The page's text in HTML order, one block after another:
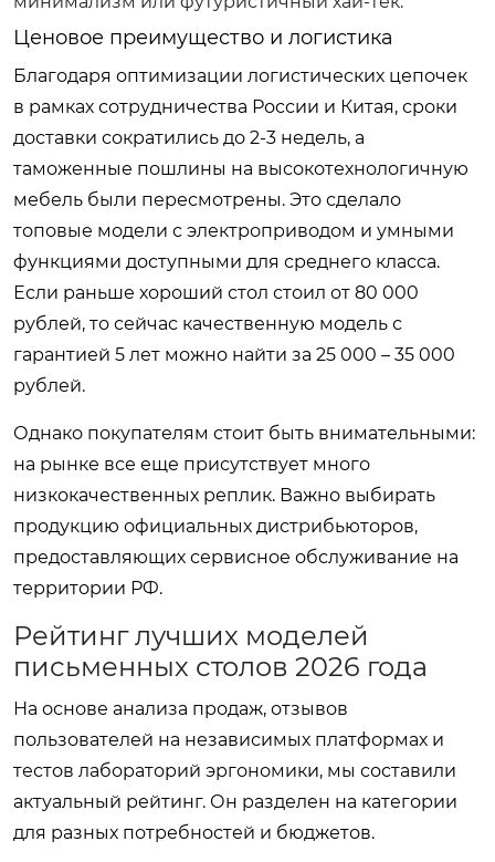
Ценовое преимущество и логистика
Благодаря оптимизации логистических цепочек
в рамках сотрудничества России и Китая, сроки
доставки сократились до 2-3 недель, а
таможенные пошлины на высокотехнологичную
мебель были пересмотрены. Это сделало
топовые модели с электроприводом и умными
функциями доступными для среднего класса.
Если раньше хороший стол стоил от 80 000
рублей, то сейчас качественную модель с
гарантией 5 лет можно найти за 25 000 – 35 000
рублей.
Однако покупателям стоит быть внимательными:
на рынке все еще присутствует много
низкокачественных реплик. Важно выбирать
продукцию официальных дистрибьюторов,
предоставляющих сервисное обслуживание на
территории РФ.
Рейтинг лучших моделей
письменных столов 2026 года
На основе анализа продаж, отзывов
пользователей на независимых платформах и
тестов лабораторий эргономики, мы составили
актуальный рейтинг. Он разделен на категории
для разных потребностей и бюджетов.